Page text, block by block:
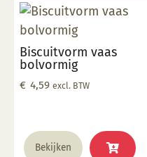
Biscuitvorm vaas
bolvormig
€ 4,59 excl. BTW
Bekijken